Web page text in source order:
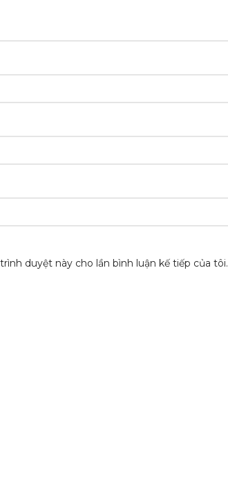
duyệt này cho lần bình luận kế tiếp của tôi.